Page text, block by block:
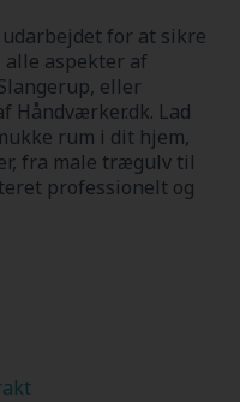
for at sikre
alle aspekter af
eller
Håndværker.dk. Lad
rum i dit hjem,
fra male trægulv til
professionelt og